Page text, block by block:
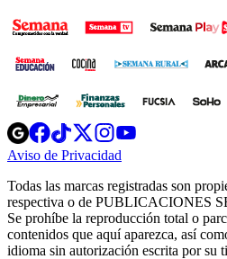
Opens
in
new
Opens
in
new
Opens
in
new
window
Opens
new
windowwindow
Aviso de Privacidad
new
window
Todas las marcas registradas son
respectiva o de PUBLICACIONES
Se prohíbe la reproducción total o
contenidos que aquí aparezca, así
idioma sin autorización escrita por su